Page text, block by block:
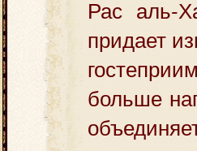
Рас аль-
придает
больше